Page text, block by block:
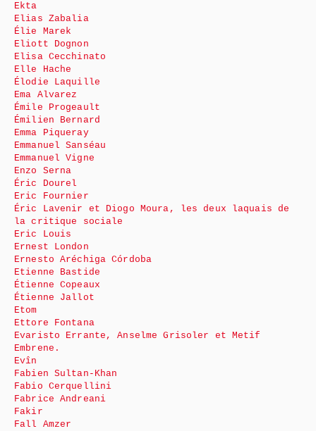
Ekta
Elias Zabalia
Élie Marek
Eliott Dognon
Elisa Cecchinato
Elle Hache
Élodie Laquille
Ema Alvarez
Émile Progeault
Émilien Bernard
Emma Piqueray
Emmanuel Sanséau
Emmanuel Vigne
Enzo Serna
Éric Dourel
Eric Fournier
Éric Lavenir et Diogo Moura, les deux laquais de
la critique sociale
Eric Louis
Ernest London
Ernesto Aréchiga Córdoba
Etienne Bastide
Étienne Copeaux
Étienne Jallot
Etom
Ettore Fontana
Evaristo Errante, Anselme Grisoler et Metif
Embrene.
Evîn
Fabien Sultan-Khan
Fabio Cerquellini
Fabrice Andreani
Fakir
Fall Amzer